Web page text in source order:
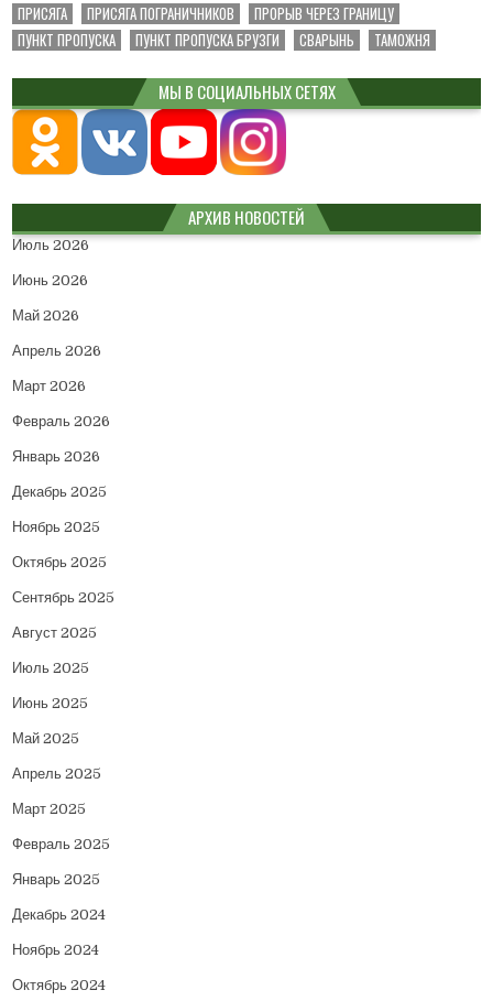
ПРИСЯГА
ПРИСЯГА ПОГРАНИЧНИКОВ
ПРОРЫВ ЧЕРЕЗ ГРАНИЦУ
ПУНКТ ПРОПУСКА
ПУНКТ ПРОПУСКА БРУЗГИ СВАРЫНЬ ТАМОЖНЯ
МЫ В СОЦИАЛЬНЫХ СЕТЯХ
АРХИВ НОВОСТЕЙ
Июль 2026
Июнь 2026
Май 2026
Апрель 2026
Март 2026
Февраль 2026
Январь 2026
Декабрь 2025
Ноябрь 2025
Октябрь 2025
Сентябрь 2025
Август 2025
Июль 2025
Июнь 2025
Май 2025
Апрель 2025
Март 2025
Февраль 2025
Январь 2025
Декабрь 2024
Ноябрь 2024
Октябрь 2024